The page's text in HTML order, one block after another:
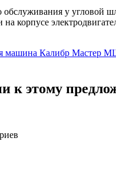
обслуживания у угловой
на корпусе
машина Калибр Мастер
к этому